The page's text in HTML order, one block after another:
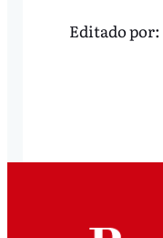
Editado por: